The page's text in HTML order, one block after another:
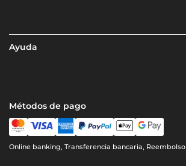
Ayuda
Métodos de pago
Online banking, Transferencia bancaria, Reembolso